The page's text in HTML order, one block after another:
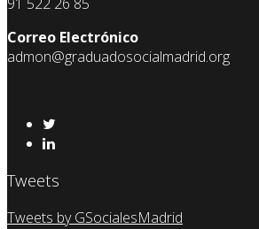
Correo Electrónico
admon@graduadosocialmadrid.org
Tweets
Tweets by GSocialesMadrid